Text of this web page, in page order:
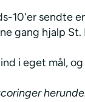
10'er sendte
gang hjalp St.
i eget mål,